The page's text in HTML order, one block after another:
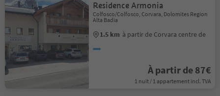
Residence Armonia
Colfosco/Colfosco, Corvara, Dolomites Region
Alta Badia
1.5 km à partir de Corvara centre de
À partir de 87€
1 nuit / 1 appartement incl. TVA